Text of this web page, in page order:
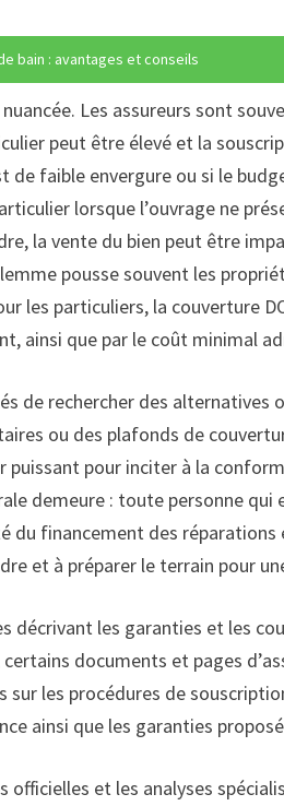
bain : avantages et conseils
Les assureurs sont
peut être élevé et la
faible envergure ou si le
lorsque l’ouvrage ne
la vente du bien peut être
pousse souvent les
les particuliers, la couverture
ainsi que par le coût minimal
de rechercher des alternatives
ou des plafonds de
puissant pour inciter à la
demeure : toute personne
financement des
et à préparer le terrain pour
décrivant les garanties et les
documents et pages
les procédures de
ainsi que les garanties
et les analyses